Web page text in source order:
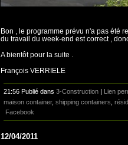
Bon , le programme prévu n'a pas été
du travail du week-end est correct , donc
A bientôt pour la suite .
François VERRIELE
21:56 Publié dans 3-Construction | Lien
maison container, shipping containers
Facebook
12/04/2011